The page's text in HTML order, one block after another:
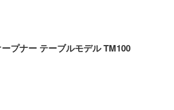
プナー テーブルモデル TM100